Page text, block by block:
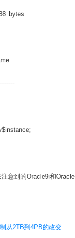
bytes
意到的Oracle9i和
从2TB到4PB的改变